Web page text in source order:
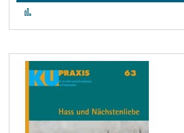
hinzufügen